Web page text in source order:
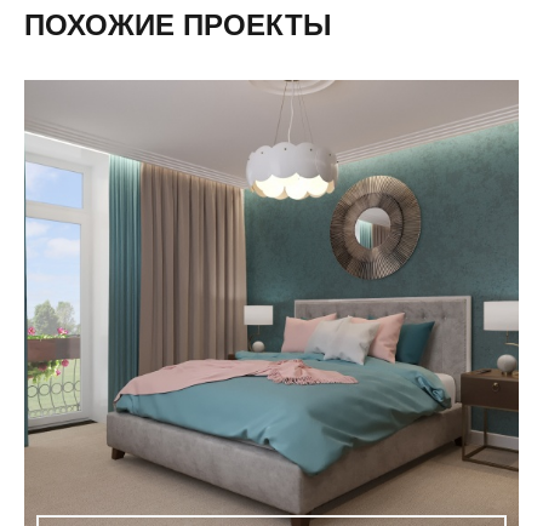
ПОХОЖИЕ ПРОЕКТЫ